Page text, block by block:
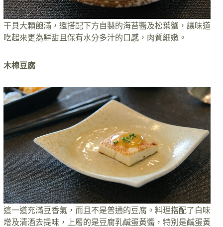
干貝大顆飽滿，還搭配下方自製的海苔醬及松葉蟹，讓味道
吃起來更為鮮甜且保有水分多汁的口感，肉質細嫩。
木棉豆腐
這一道充滿豆香氣，而且不是普通的豆腐。料理搭配了白味
增及清酒去提味，上層的是豆腐乳鹹蛋黃醬，特別是鹹蛋黃